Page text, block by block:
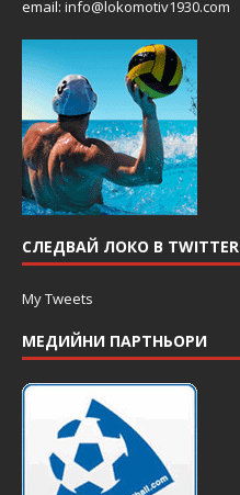
email: info@lokomotiv1930.com
СЛЕДВАЙ ЛОКО В TWITTER
My Tweets
МЕДИЙНИ ПАРТНЬОРИ